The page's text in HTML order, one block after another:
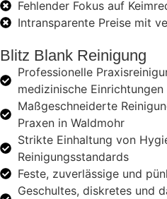
Fehlender Fokus auf
Intransparente Preise mit
Blitz Blank Reinigung
Professionelle
medizinische Einrichtungen
Maßgeschneiderte
Praxen in Waldmohr
Strikte Einhaltung von
Reinigungsstandards
Feste, zuverlässige und
Geschultes, diskretes und